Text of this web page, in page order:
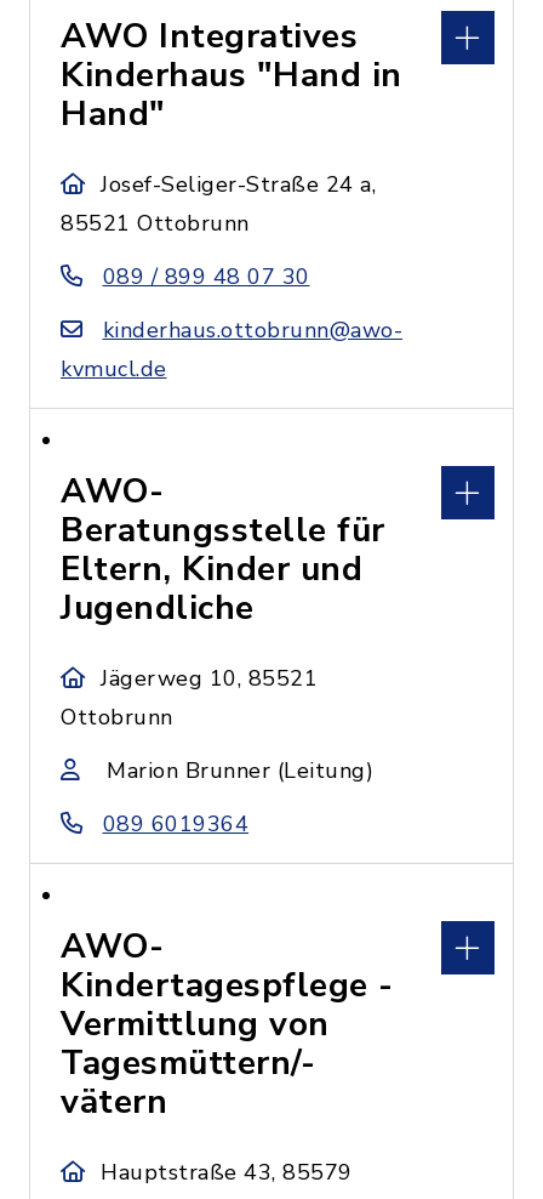
AWO Integratives
Kinderhaus "Hand in
Hand"
Josef-Seliger-Straße 24 a,
85521 Ottobrunn
089 / 899 48 07 30
kinderhaus.ottobrunn@awo-
kvmucl.de
AWO-
Beratungsstelle für
Eltern, Kinder und
Jugendliche
Jägerweg 10, 85521
Ottobrunn
Marion Brunner (Leitung)
089 6019364
AWO-
Kindertagespflege -
Vermittlung von
Tagesmüttern/-
vätern
Hauptstraße 43, 85579